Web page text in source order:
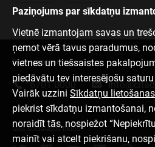
Paziņojums par sīkdatņu
Vietnē izmantojam savas un
ņemot vērā tavus paradumus,
vietnes un tiešsaistes
piedāvātu tev interesējošu
Vairāk uzzini Sīkdatņu
piekrist sīkdatņu izmantošanai,
noraidīt tās, nospiežot
mainīt vai atcelt piekrišanu,
Sazinies ar mums
6701 0000
Mēs sociālajos tīklos